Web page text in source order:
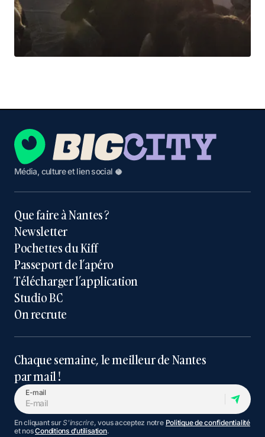
Média, culture et lien social 🥥
Que faire à Nantes ?
Newsletter
Pochettes du Kiff
Passeport de l’apéro
Télécharger l’application
Studio BC
On recrute
Chaque semaine, le meilleur de Nantes
par mail !
E-mail
En cliquant surS'inscrire, vous acceptez notre Politique de confidentialité
et nosConditions d’utilisation.